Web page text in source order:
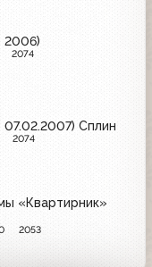
2006)
2074
Сплин
2074
«Квартирник»
2053